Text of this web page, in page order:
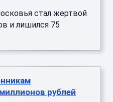
стал жертвой
и лишился 75
рублей